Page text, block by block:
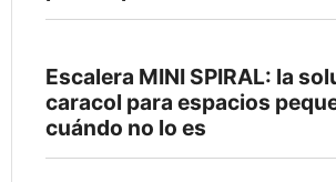
Escalera MINI SPIRAL: la
caracol para espacios
cuándo no lo es